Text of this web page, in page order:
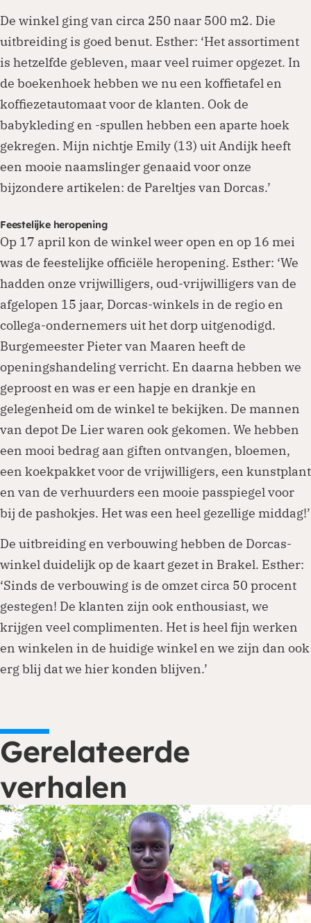
De winkel ging van circa 250 naar 500 m2. Die
uitbreiding is goed benut. Esther: ‘Het assortiment
is hetzelfde gebleven, maar veel ruimer opgezet. In
de boekenhoek hebben we nu een koffietafel en
koffiezetautomaat voor de klanten. Ook de
babykleding en -spullen hebben een aparte hoek
gekregen. Mijn nichtje Emily (13) uit Andijk heeft
een mooie naamslinger genaaid voor onze
bijzondere artikelen: de Pareltjes van Dorcas.’
Feestelijke heropening
Op 17 april kon de winkel weer open en op 16 mei
was de feestelijke officiële heropening. Esther: ‘We
hadden onze vrijwilligers, oud-vrijwilligers van de
afgelopen 15 jaar, Dorcas-winkels in de regio en
collega-ondernemers uit het dorp uitgenodigd.
Burgemeester Pieter van Maaren heeft de
openingshandeling verricht. En daarna hebben we
geproost en was er een hapje en drankje en
gelegenheid om de winkel te bekijken. De mannen
van depot De Lier waren ook gekomen. We hebben
een mooi bedrag aan giften ontvangen, bloemen,
een koekpakket voor de vrijwilligers, een kunstplant
en van de verhuurders een mooie passpiegel voor
bij de pashokjes. Het was een heel gezellige middag!’
De uitbreiding en verbouwing hebben de Dorcas-
winkel duidelijk op de kaart gezet in Brakel. Esther:
‘Sinds de verbouwing is de omzet circa 50 procent
gestegen! De klanten zijn ook enthousiast, we
krijgen veel complimenten. Het is heel fijn werken
en winkelen in de huidige winkel en we zijn dan ook
erg blij dat we hier konden blijven.’
Gerelateerde
verhalen